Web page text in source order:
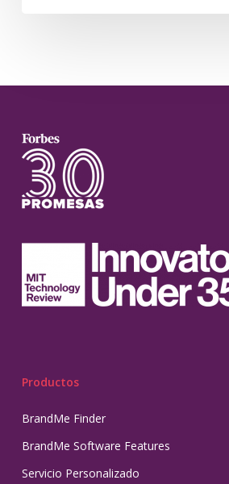
Productos
BrandMe Finder
BrandMe Software Features
Servicio Personalizado